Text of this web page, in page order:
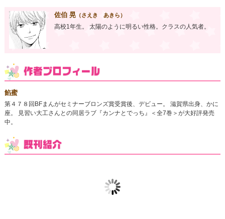
佐伯 晃 （さえき あきら）
高校1年生。 太陽のように明るい性格。クラスの人気者。
餡蜜
第４７８回BFまんがセミナーブロンズ賞受賞後、デビュー。 滋賀県出身、かに
座。 見習い大工さんとの同居ラブ『カンナとでっち』＜全7巻＞が大好評発売
中。